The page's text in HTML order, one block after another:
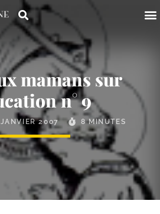
mamans sur
n° 9
2007 8 MINUTES